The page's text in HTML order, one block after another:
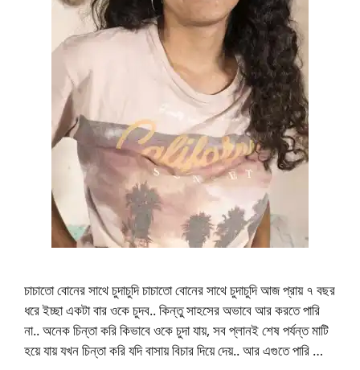
চাচাতো বোনের সাথে চুদাচুদি চাচাতো বোনের সাথে চুদাচুদি আজ প্রায় ৭ বছর
ধরে ইচ্ছা একটা বার ওকে চুদব.. কিন্তু সাহসের অভাবে আর করতে পারি
না.. অনেক চিন্তা করি কিভাবে ওকে চুদা যায়, সব প্লানই শেষ পর্যন্ত মাটি
হয়ে যায় যখন চিন্তা করি যদি বাসায় বিচার দিয়ে দেয়.. আর এগুতে পারি …